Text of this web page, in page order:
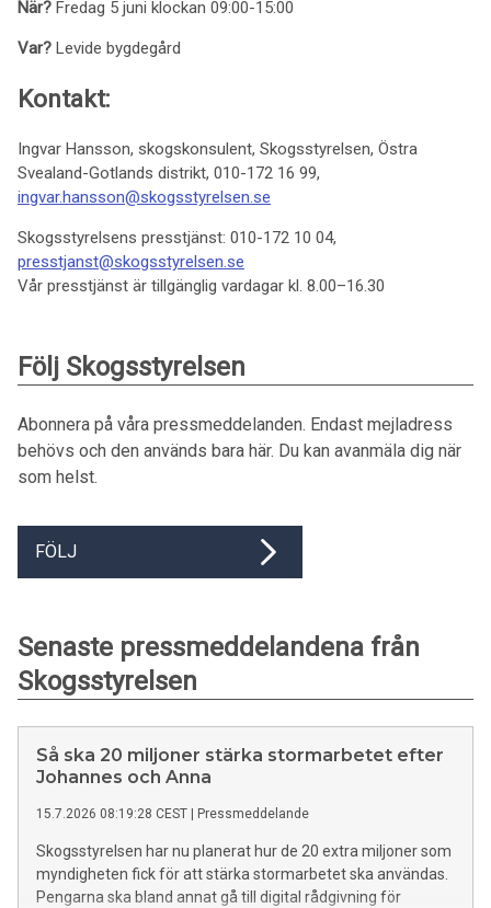
När? Fredag 5 juni klockan 09:00-15:00
Var? Levide bygdegård
Kontakt:
Ingvar Hansson, skogskonsulent, Skogsstyrelsen, Östra
Svealand-Gotlands distrikt, 010-172 16 99,
ingvar.hansson@skogsstyrelsen.se
Skogsstyrelsens presstjänst: 010-172 10 04,
presstjanst@skogsstyrelsen.se
Vår presstjänst är tillgänglig vardagar kl. 8.00–16.30
Följ Skogsstyrelsen
Abonnera på våra pressmeddelanden. Endast mejladress
behövs och den används bara här. Du kan avanmäla dig när
som helst.
FÖLJ
Senaste pressmeddelandena från
Skogsstyrelsen
Så ska 20 miljoner stärka stormarbetet efter
Johannes och Anna
15.7.2026 08:19:28 CEST Pressmeddelande
Skogsstyrelsen har nu planerat hur de 20 extra miljoner som
myndigheten fick för att stärka stormarbetet ska användas.
Pengarna ska bland annat gå till digital rådgivning för